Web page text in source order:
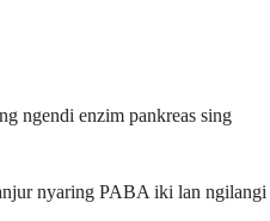
ngendi enzim pankreas sing
nyaring PABA iki lan ngilangi